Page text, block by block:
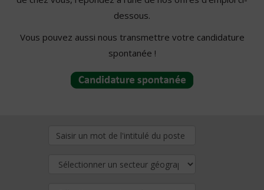
dessous.
Vous pouvez aussi nous transmettre votre candidature
spontanée !